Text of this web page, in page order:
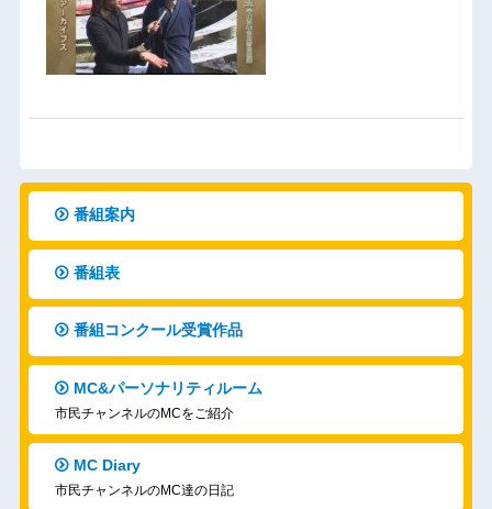
番組案内
番組表
番組コンクール受賞作品
MC&パーソナリティルーム
市民チャンネルのMCをご紹介
MC Diary
市民チャンネルのMC達の日記